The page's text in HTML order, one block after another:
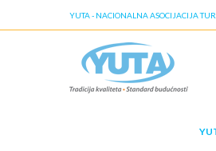
YUTA - NACIONALNA ASOCIJACIJA